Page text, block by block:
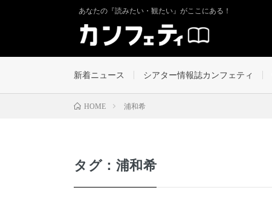
あなたの『読みたい・観たい』がここにある！
新着ニュース シアター情報誌カンフェティ
HOME 浦和希
タグ：浦和希